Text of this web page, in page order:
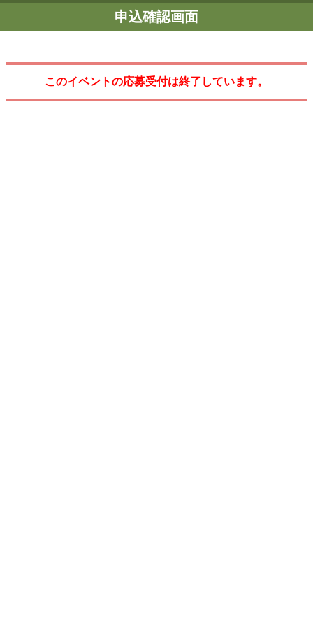
申込確認画面
このイベントの応募受付は終了しています。